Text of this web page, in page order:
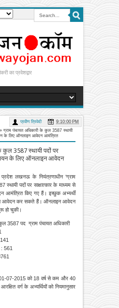
का प्रवेशद्वार
» ग्राम पंचायत अधिकारी के कुल 3587 स्थायी
के लिए ऑनलाइन आवेदन आमंत्रित
कुल 3587 स्थायी पदों पर
चयन के लिए ऑनलाइन आवेदन
प्रवीण त्रिवेदी 9:10:00 PM
प्रदेश लखनऊ के नियंत्रणाधीन ‘ग्राम
स्थायी पदों पर साक्षात्कार के माध्यम से
किए गए हैं। इच्छुक अभ्यर्थी
आवेदन कर सकते हैं। ऑनलाइन आवेदन
हो चुकी।
3587 पद ग्राम पंचायत अधिकारी
561
07-2015 को 18 वर्ष से कम और 40
वर्ग के अभ्यर्थियों को नियमानुसार